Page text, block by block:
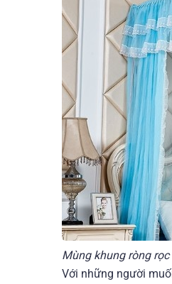
Mùng khung ròng
Với những người